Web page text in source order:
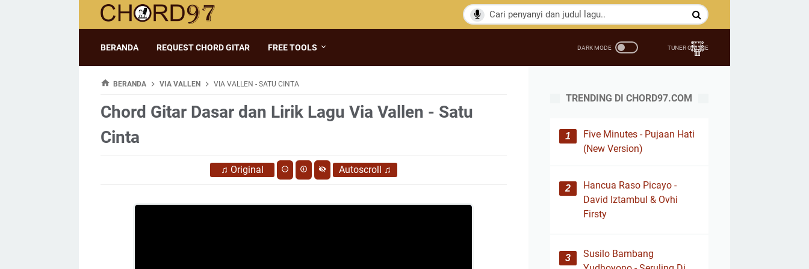
BERANDA REQUEST CHORD GITAR FREE TOOLS
BERANDA VIA VALLEN VIA VALLEN - SATU CINTA
Chord Gitar Dasar dan Lirik Lagu Via Vallen - Satu
Cinta
♫ Original Autoscroll ♫
TRENDING DI CHORD97.COM
Five Minutes - Pujaan Hati
(New Version)
Hancua Raso Picayo -
David Iztambul & Ovhi
Firsty
Susilo Bambang